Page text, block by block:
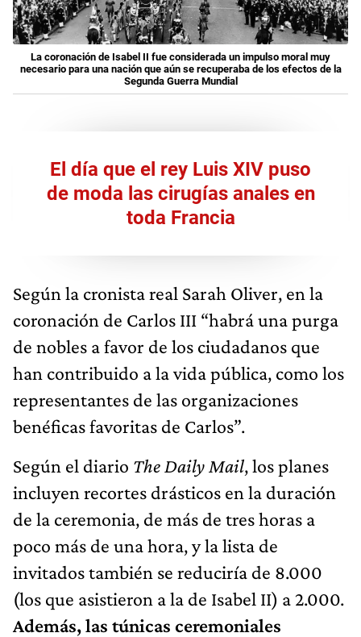
La coronación de Isabel II fue considerada un impulso moral muy
necesario para una nación que aún se recuperaba de los efectos de la
Segunda Guerra Mundial
El día que el rey Luis XIV puso
de moda las cirugías anales en
toda Francia
Según la cronista real Sarah Oliver, en la
coronación de Carlos III “habrá una purga
de nobles a favor de los ciudadanos que
han contribuido a la vida pública, como los
representantes de las organizaciones
benéficas favoritas de Carlos”.
Según el diario The Daily Mail, los planes
incluyen recortes drásticos en la duración
de la ceremonia, de más de tres horas a
poco más de una hora, y la lista de
invitados también se reduciría de 8.000
(los que asistieron a la de Isabel II) a 2.000.
Además, las túnicas ceremoniales